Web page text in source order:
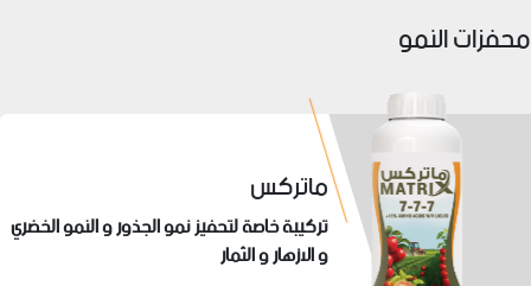
محفزات النمو
ماتركس
تركيبة خاصة لتحفيز نمو الجذور و النمو الخضري
و الازهار و الثمار